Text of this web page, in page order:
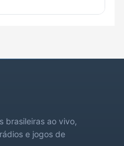
brasileiras ao vivo,
e jogos de